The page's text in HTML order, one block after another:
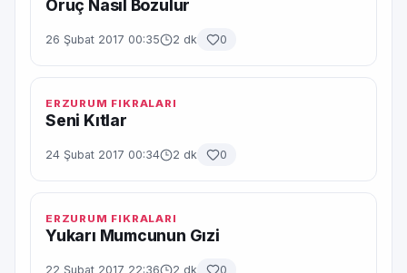
Oruç Nasıl Bozulur
26 Şubat 2017 00:35 2 dk 0
ERZURUM FIKRALARI
Seni Kıtlar
24 Şubat 2017 00:34 2 dk 0
ERZURUM FIKRALARI
Yukarı Mumcunun Gızi
22 Şubat 2017 22:36 2 dk 0